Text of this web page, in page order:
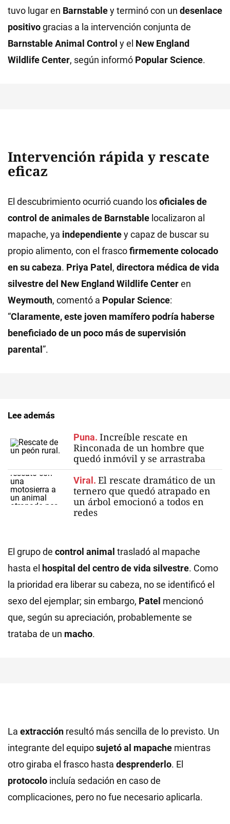
tuvo lugar en Barnstabley terminó con un desenlace
positivogracias a la intervención conjunta de
Barnstable Animal Control y el New England
Wildlife Center, según informó Popular Science.
Intervención rápida y rescate
eficaz
El descubrimiento ocurrió cuando losoficiales de
control de animales de Barnstable localizaron al
mapache, ya independientey capaz de buscar su
propio alimento, con el frascofirmemente colocado
en su cabeza. Priya Patel , directora médica de vida
silvestre del New England Wildlife Centeren
Weymouth, comentó a Popular Science:
“Claramente, este joven mamífero podría haberse
beneficiado de un poco más de supervisión
parental ”.
Lee además
Puna. Increíble rescate en
Rinconada de un hombre que
quedó inmóvil y se arrastraba
Viral. El rescate dramático de un
ternero que quedó atrapado en
un árbol emocionó a todos en
redes
El grupo de control animal trasladó al mapache
hasta el hospital del centro de vida silvestre. Como
la prioridad era liberar su cabeza, no se identificó el
sexo del ejemplar; sin embargo, Patel mencionó
que, según su apreciación, probablemente se
trataba de un macho.
La extracción resultó más sencilla de lo previsto. Un
integrante del equiposujetó al mapache mientras
otro giraba el frasco hasta desprenderlo. El
protocolo incluía sedación en caso de
complicaciones, pero no fue necesario aplicarla.